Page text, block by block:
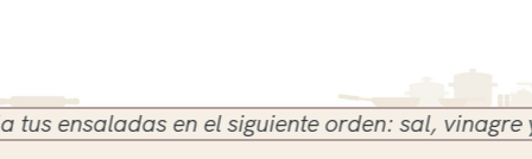
en el siguiente orden: sal, vinagre y